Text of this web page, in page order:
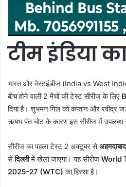
टीम इंडिया
भारत और वेस्टइंडीज (India vs West
बीच होने वाली 2 मैचों की टेस्ट सीरीज के लिए
दिया है। शुभमन गिल को कप्तान और रवींद्र
ऋषभ पंत चोट के कारण इस सीरीज में उपलब्ध
सीरीज का पहला टेस्ट 2 अक्टूबर सेअहमदाबाद
सेदिल्लीमें खेला जाएगा। यह सीरीज World
2025-27 (WTC) का हिस्सा है।